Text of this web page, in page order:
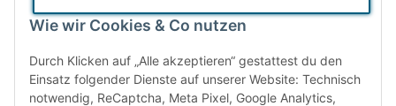
Wie wir Cookies & Co nutzen
Durch Klicken auf „Alle akzeptieren“ gestattest du den
Einsatz folgender Dienste auf unserer Website: Technisch
notwendig, ReCaptcha, Meta Pixel, Google Analytics,